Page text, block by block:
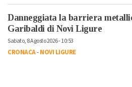
Danneggiata la barriera
Garibaldi di Novi Ligure
Sabato, 8 Agosto 2026 - 10:53
CRONACA-NOVI LIGURE